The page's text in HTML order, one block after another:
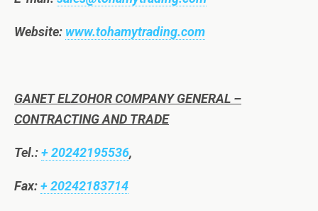
Website: www.tohamytrading.com
GANET ELZOHOR COMPANY GENERAL –
CONTRACTING AND TRADE
Tel.:+ 20242195536,
Fax:+ 20242183714